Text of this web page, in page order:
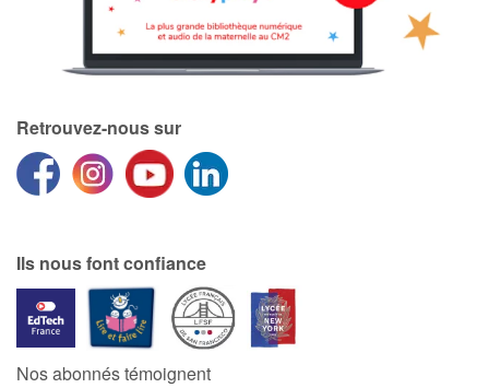
Retrouvez-nous sur
Ils nous font confiance
Nos abonnés témoignent